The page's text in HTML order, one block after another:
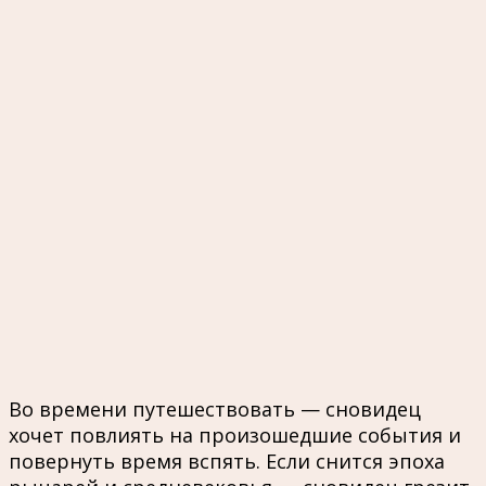
Во времени путешествовать — сновидец
хочет повлиять на произошедшие события и
повернуть время вспять. Если снится эпоха